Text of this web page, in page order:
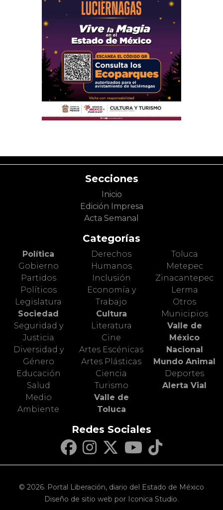
Secciones
Inicio
Edición Impresa
Acta Semanal
Categorías
Política
Gobierno
Partidos
Políticos
Legislatura
Sociedad
Seguridad y
Justicia
Diversidad y
Género
Educación
Salud
Medio
Ambiente
Derechos
Humanos
Inclusión
Economía y
Trabajo
Cultura
Literatura
Cine
Artes Escénicas
Artes Plásticas
Ciencia
Turismo
Valle de
Toluca
Toluca
Metepec
Zinacantepec
Lerma
Otros
Municipios
Valle de
México
Nacional
Mundo Animal
Deportes
Alerta Vial
Redes Sociales
© 2026. Portal Liberación, diario del Estado de México
Diseño de sitio web por Iconica Studio.